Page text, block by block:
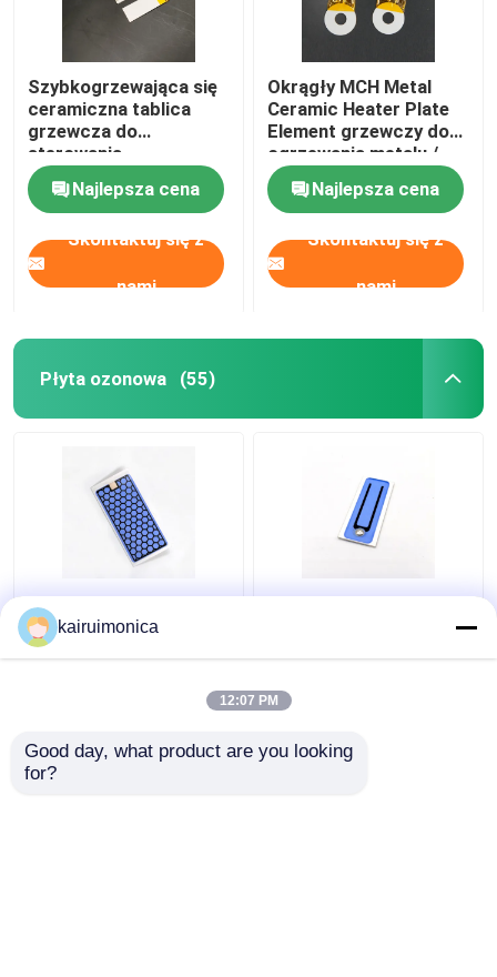
Szybkogrzewająca się
ceramiczna tablica
grzewcza do
sterowania
temperaturą z
przewodem
czujnikowym
Najlepsza cena
Skontaktuj się z
nami
Okrągły MCH Metal
Ceramic Heater Plate
Element grzewczy do
ogrzewania metalu /
pleśni
Najlepsza cena
Skontaktuj się z
nami
Płyta ozonowa (55)
Odporny na wilgoć 5g
Ozon Płyty Aluminiowe
Do Domów Ozon
Skontaktuj się z
200 mg/hr ozonu
Skontaktuj się z
kairuimonica
12:07 PM
Good day, what product are you looking
for?